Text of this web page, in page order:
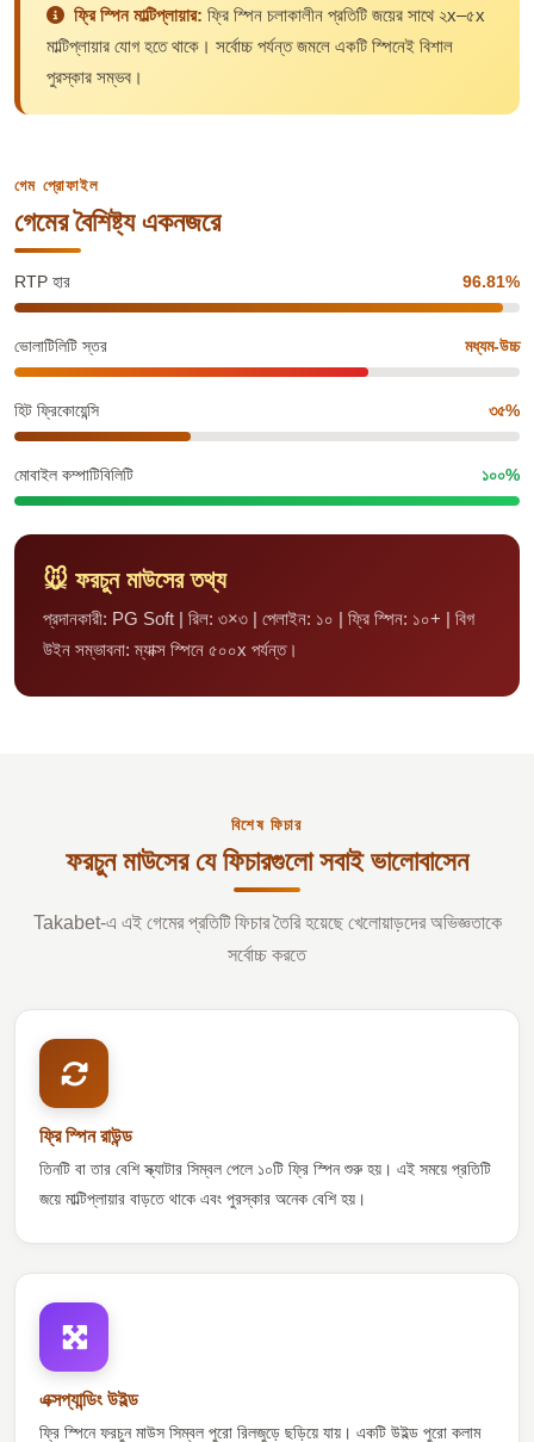
ফ্রি স্পিন মাল্টিপ্লায়ার: ফ্রি স্পিন চলাকালীন প্রতিটি জয়ের সাথে ২x–৫x
মাল্টিপ্লায়ার যোগ হতে থাকে। সর্বোচ্চ পর্যন্ত জমলে একটি স্পিনেই বিশাল
পুরস্কার সম্ভব।
গেম প্রোফাইল
গেমের বৈশিষ্ট্য একনজরে
RTP হার 96.81%
ভোলাটিলিটি স্তর মধ্যম-উচ্চ
হিট ফ্রিকোয়েন্সি ৩৫%
মোবাইল কম্পাটিবিলিটি ১০০%
🐭 ফরচুন মাউসের তথ্য
প্রদানকারী: PG Soft | রিল: ৩×৩ | পেলাইন: ১০ | ফ্রি স্পিন: ১০+ | বিগ
উইন সম্ভাবনা: ম্যাক্স স্পিনে ৫০০x পর্যন্ত।
বিশেষ ফিচার
ফরচুন মাউসের যে ফিচারগুলো সবাই ভালোবাসেন
Takabet-এ এই গেমের প্রতিটি ফিচার তৈরি হয়েছে খেলোয়াড়দের অভিজ্ঞতাকে
সর্বোচ্চ করতে
ফ্রি স্পিন রাউন্ড
তিনটি বা তার বেশি স্ক্যাটার সিম্বল পেলে ১০টি ফ্রি স্পিন শুরু হয়। এই সময়ে প্রতিটি
জয়ে মাল্টিপ্লায়ার বাড়তে থাকে এবং পুরস্কার অনেক বেশি হয়।
এক্সপ্যান্ডিং উইল্ড
ফ্রি স্পিনে ফরচুন মাউস সিম্বল পুরো রিলজুড়ে ছড়িয়ে যায়। একটি উইল্ড পুরো কলাম